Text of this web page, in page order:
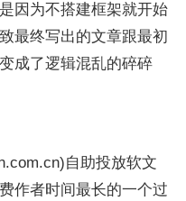
因为不搭建框架就开始
最终写出的文章跟最初
成了逻辑混乱的碎碎
自助投放软文
作者时间最长的一个过